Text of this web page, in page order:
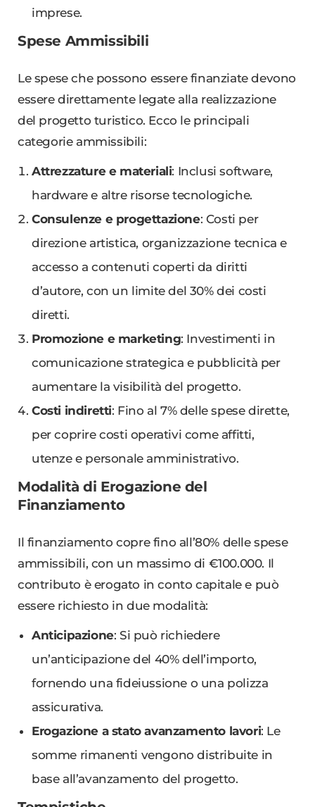
imprese.
Spese Ammissibili
Le spese che possono essere finanziate devono
essere direttamente legate alla realizzazione
del progetto turistico. Ecco le principali
categorie ammissibili:
Attrezzature e materiali: Inclusi software,
hardware e altre risorse tecnologiche.
Consulenze e progettazione: Costi per
direzione artistica, organizzazione tecnica e
accesso a contenuti coperti da diritti
d’autore, con un limite del 30% dei costi
diretti.
Promozione e marketing: Investimenti in
comunicazione strategica e pubblicità per
aumentare la visibilità del progetto.
Costi indiretti: Fino al 7% delle spese dirette,
per coprire costi operativi come affitti,
utenze e personale amministrativo.
Modalità di Erogazione del
Finanziamento
Il finanziamento copre fino all’80% delle spese
ammissibili, con un massimo di €100.000. Il
contributo è erogato in conto capitale e può
essere richiesto in due modalità:
Anticipazione: Si può richiedere
un’anticipazione del 40% dell’importo,
fornendo una fideiussione o una polizza
assicurativa.
Erogazione a stato avanzamento lavori: Le
somme rimanenti vengono distribuite in
base all’avanzamento del progetto.